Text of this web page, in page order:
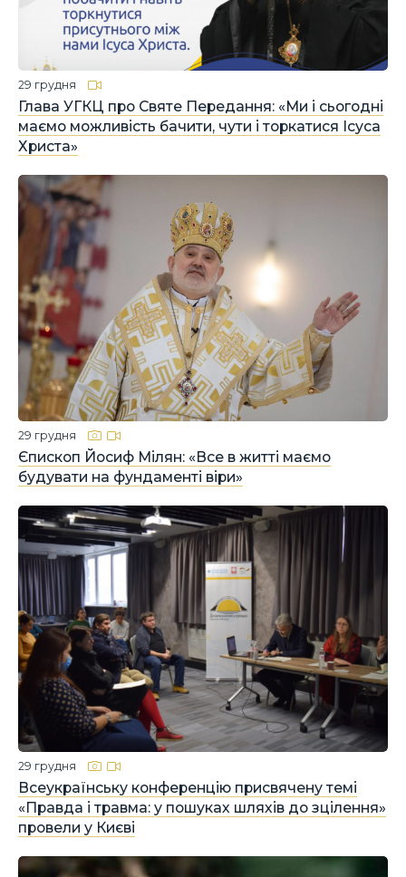
Глава УГКЦ про Святе Передання: «Ми і сьогодні
маємо можливість бачити, чути і торкатися Ісуса
Христа»
29 грудня
Єпископ Йосиф Мілян: «Все в житті маємо
будувати на фундаменті віри»
29 грудня
Всеукраїнську конференцію присвячену темі
«Правда і травма: у пошуках шляхів до зцілення»
провели у Києві
29 грудня